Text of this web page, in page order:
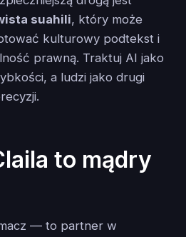
suahili, który może
kulturowy podtekst i
prawną. Traktuj AI jako
a ludzi jako drugi
to mądry
— to partner w